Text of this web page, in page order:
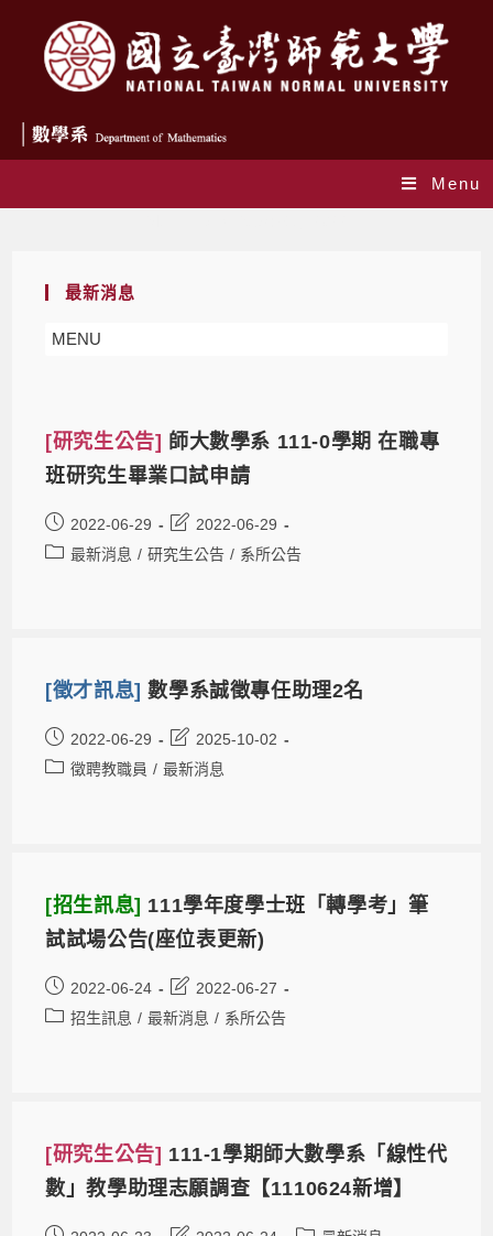
Menu
最新消息
MENU
[研究生公告] 師大數學系 111-0學期 在職專
班研究生畢業口試申請
2022-06-29
2022-06-29
最新消息 / 研究生公告 / 系所公告
[徵才訊息]數學系誠徵專任助理2名
2022-06-29
2025-10-02
徵聘教職員 / 最新消息
[招生訊息] 111學年度學士班「轉學考」筆
試試場公告(座位表更新)
2022-06-24
2022-06-27
招生訊息 / 最新消息 / 系所公告
[研究生公告] 111-1學期師大數學系「線性代
數」教學助理志願調查【1110624新增】